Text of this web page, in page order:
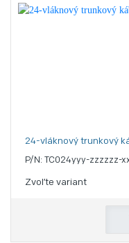
24-vláknový trunkový
P/N: TC024yyy-zzzzzz-
Zvoľte variant